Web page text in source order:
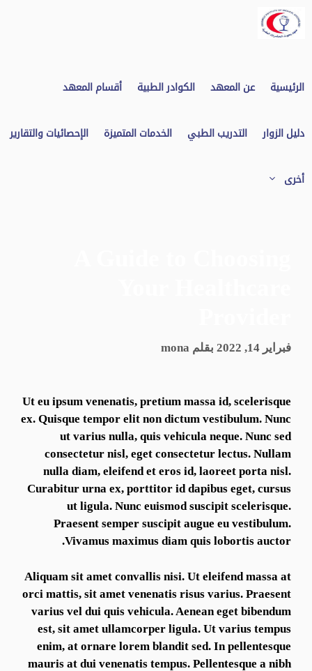
انتقل
إلى
الرئيسية عن المعهد الكوادر الطبية أقسام المعهد
دليل الزوار التدريب الطبي الخدمات المتميزة الإحصائيات والتقارير
أخرى
فبراير 14, 2022 بقلم mona
Ut eu ipsum venenatis, pretium massa id, scelerisque
ex. Quisque tempor elit non dictum vestibulum. Nunc
ut varius nulla, quis vehicula neque. Nunc sed
consectetur nisl, eget consectetur lectus. Nullam
nulla diam, eleifend et eros id, laoreet porta nisl.
Curabitur urna ex, porttitor id dapibus eget, cursus
ut ligula. Nunc euismod suscipit scelerisque.
Praesent semper suscipit augue eu vestibulum.
Vivamus maximus diam quis lobortis auctor.
Aliquam sit amet convallis nisi. Ut eleifend massa at
orci mattis, sit amet venenatis risus varius. Praesent
varius vel dui quis vehicula. Aenean eget bibendum
est, sit amet ullamcorper ligula. Ut varius tempus
enim, at ornare lorem blandit sed. In pellentesque
mauris at dui venenatis tempus. Pellentesque a nibh